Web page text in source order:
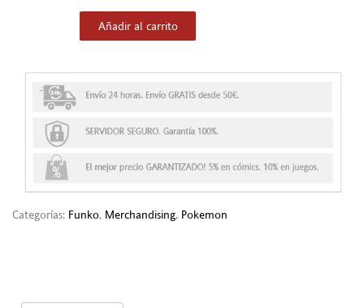
Añadir al carrito
Categorías: Funko, Merchandising, Pokemon